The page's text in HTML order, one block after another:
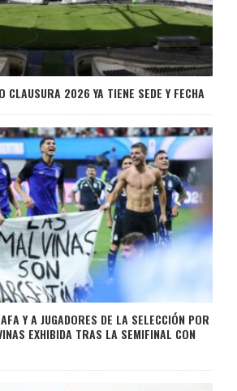
CLAUSURA 2026 YA TIENE SEDE Y FECHA
Y A JUGADORES DE LA SELECCIÓN POR
EXHIBIDA TRAS LA SEMIFINAL CON